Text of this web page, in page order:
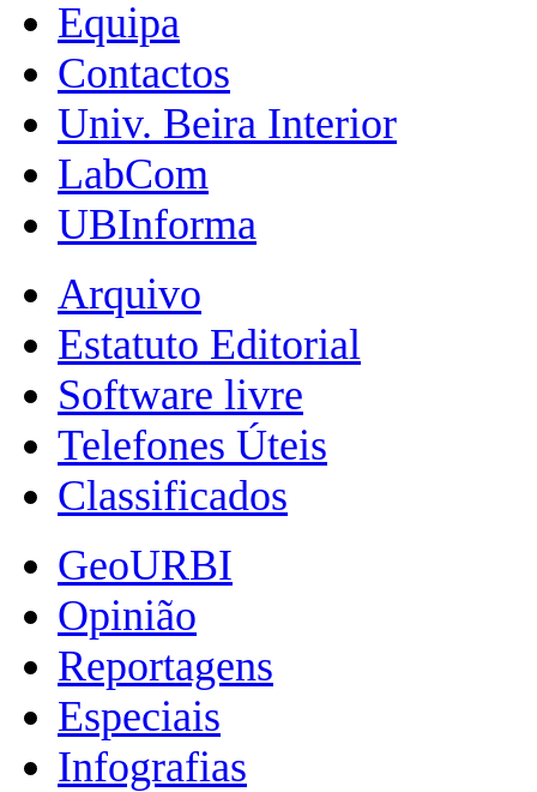
Equipa
Contactos
Univ. Beira Interior
LabCom
UBInforma
Arquivo
Estatuto Editorial
Software livre
Telefones Úteis
Classificados
GeoURBI
Opinião
Reportagens
Especiais
Infografias